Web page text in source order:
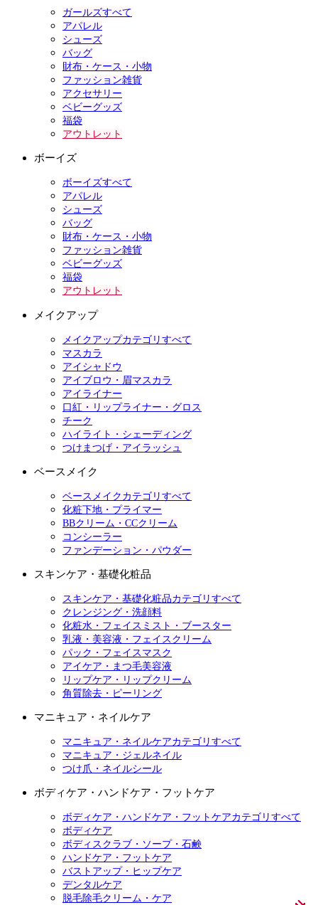
ガールズすべて
アパレル
シューズ
バッグ
財布・ケース・小物
ファッション雑貨
アクセサリー
ベビーグッズ
福袋
アウトレット
ボーイズ
ボーイズすべて
アパレル
シューズ
バッグ
財布・ケース・小物
ファッション雑貨
ベビーグッズ
福袋
アウトレット
メイクアップ
メイクアップカテゴリすべて
マスカラ
アイシャドウ
アイブロウ・眉マスカラ
アイライナー
口紅・リップライナー・グロス
チーク
ハイライト・シェーディング
つけまつげ・アイラッシュ
ベースメイク
ベースメイクカテゴリすべて
化粧下地・プライマー
BBクリーム・CCクリーム
コンシーラー
ファンデーション・パウダー
スキンケア・基礎化粧品
スキンケア・基礎化粧品カテゴリすべて
クレンジング・洗顔料
化粧水・フェイスミスト・ブースター
乳液・美容液・フェイスクリーム
パック・フェイスマスク
アイケア・まつ毛美容液
リップケア・リップクリーム
角質除去・ピーリング
マニキュア・ネイルケア
マニキュア・ネイルケアカテゴリすべて
マニキュア・ジェルネイル
つけ爪・ネイルシール
ボディケア・ハンドケア・フットケア
ボディケア・ハンドケア・フットケアカテゴリすべて
ボディケア
ボディスクラブ・ソープ・石鹸
ハンドケア・フットケア
バストアップ・ヒップケア
デンタルケア
脱毛除毛クリーム・ケア